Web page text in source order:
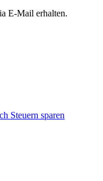
E-Mail erhalten.
Steuern sparen